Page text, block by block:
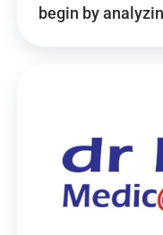
begin by